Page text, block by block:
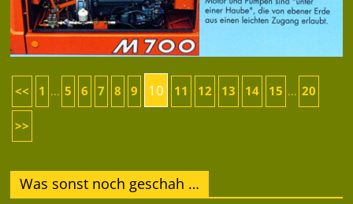
<< 1 ... 5 6 7 8 9 10 11 12 13 14 15 ... 20
>>
Was sonst noch geschah …